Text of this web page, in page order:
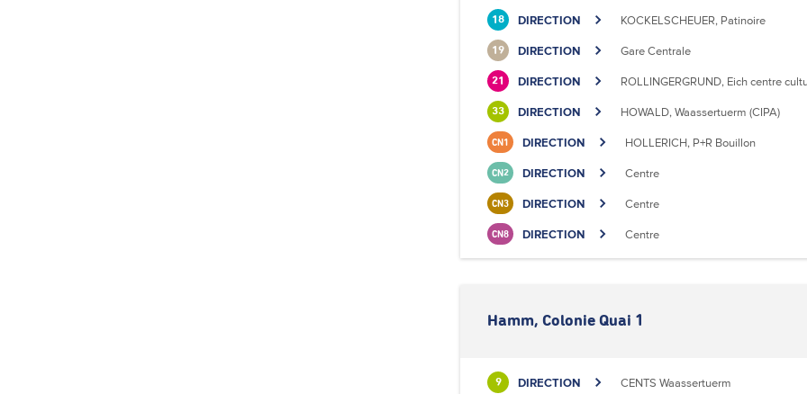
18 DIRECTION KOCKELSCHEUER, Patinoire
19 DIRECTION Gare Centrale
21 DIRECTION ROLLINGERGRUND, Eich centre
33 DIRECTION HOWALD, Waassertuerm (CIPA)
CN1 DIRECTION HOLLERICH, P+R Bouillon
CN2 DIRECTION Centre
CN3 DIRECTION Centre
CN8 DIRECTION Centre
Hamm, Colonie Quai 1
9 DIRECTION CENTS Waassertuerm